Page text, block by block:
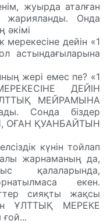
жуырда аталған
жарияланды. Онда
әкімі
мерекесіне дейін «1
астындағыларына
жері емес пе? «1
ДЕЙІН
МЕЙРАМЫНА
Сонда біздер
ОҒАН ҚУАНБАЙТЫН
күнін тойлап
жарнаманың да,
қалаларында,
екен.
сияқты жақсы
ҰЛТТЫҚ МЕРЕКЕ